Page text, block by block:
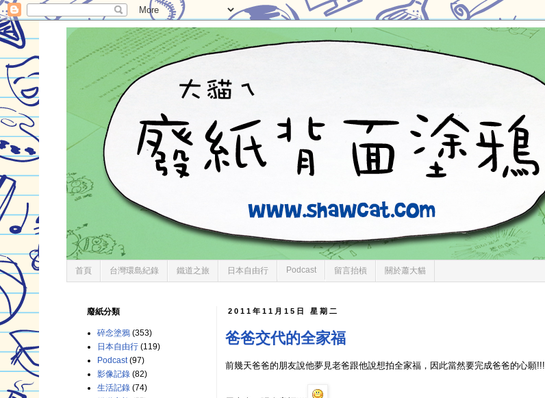
首頁 台灣環島紀錄 鐵道之旅 日本自由行 Podcast 留言抬槓 關於蕭大貓
2011年11月15日 星期二
爸爸交代的全家福
前幾天爸爸的朋友說他夢見老爸跟他說想拍全家福，因此當然要完成爸爸的心願!!!
廢紙分類
碎念塗鴉 (353)
日本自由行 (119)
Podcast (97)
影像記錄 (82)
生活記錄 (74)